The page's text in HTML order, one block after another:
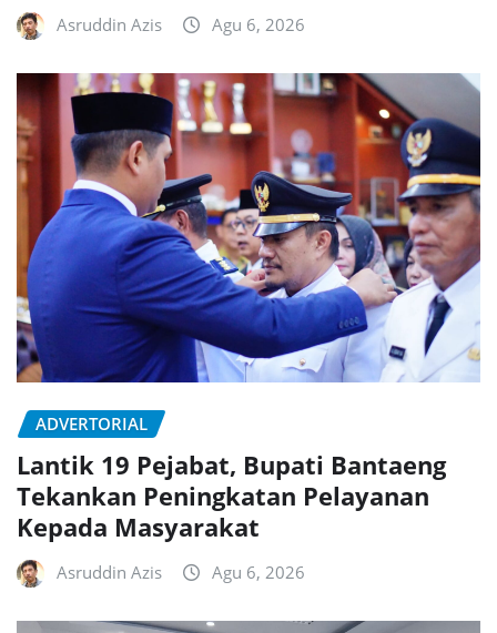
Asruddin Azis Agu 6, 2026
ADVERTORIAL
Lantik 19 Pejabat, Bupati Bantaeng
Tekankan Peningkatan Pelayanan
Kepada Masyarakat
Asruddin Azis Agu 6, 2026